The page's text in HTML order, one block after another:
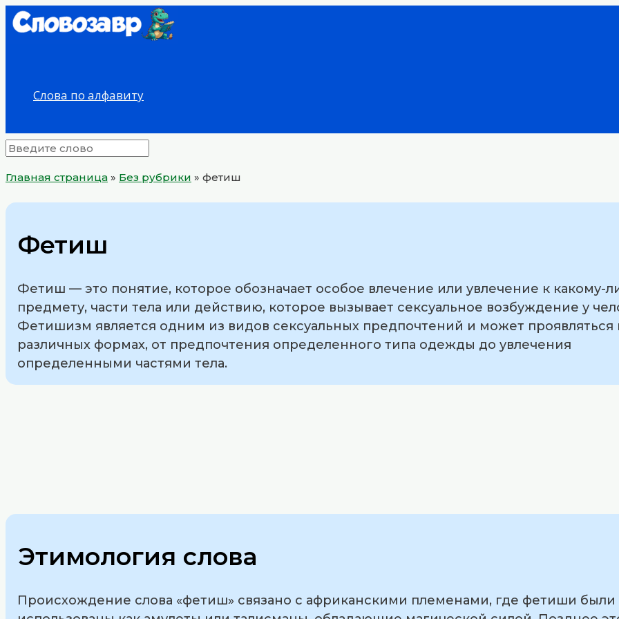
Перейти
Слова по алфавиту
Главная страница » Без рубрики » фетиш
Фетиш
Фетиш — это понятие, которое обозначает особое влечение или увлечение к какому-
предмету, части тела или действию, которое вызывает сексуальное возбуждение у
Фетишизм является одним из видов сексуальных предпочтений и может проявляться
различных формах, от предпочтения определенного типа одежды до увлечения
определенными частями тела.
Этимология слова
Происхождение слова «фетиш» связано с африканскими племенами, где фетиши были